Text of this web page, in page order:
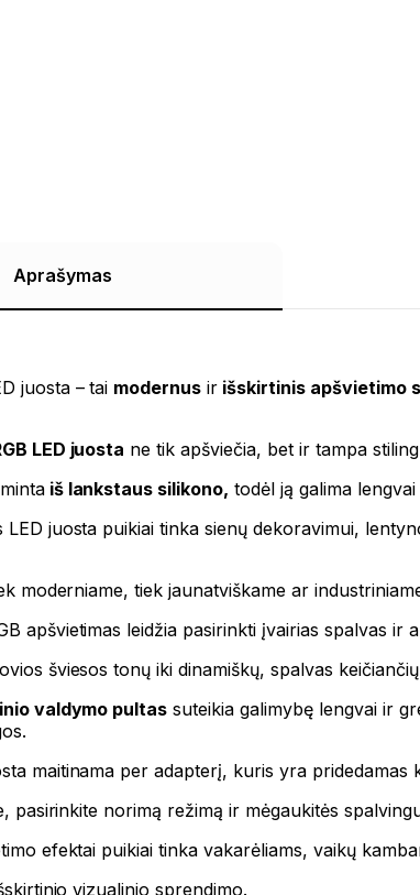
Aprašymas
juosta – tai modernus ir išskirtinis apšvietimo
LED juosta ne tik apšviečia, bet ir tampa
iš lankstaus silikono, todėl ją galima
LED juosta puikiai tinka sienų dekoravimui,
moderniame, tiek jaunatviškame ar
apšvietimas leidžia pasirinkti įvairias spalvas ir
šviesos tonų iki dinamiškų, spalvas
valdymo pultas suteikia galimybę lengvai ir
maitinama per adapterį, kuris yra
pasirinkite norimą režimą ir mėgaukitės
efektai puikiai tinka vakarėliams, vaikų
vizualinio sprendimo.